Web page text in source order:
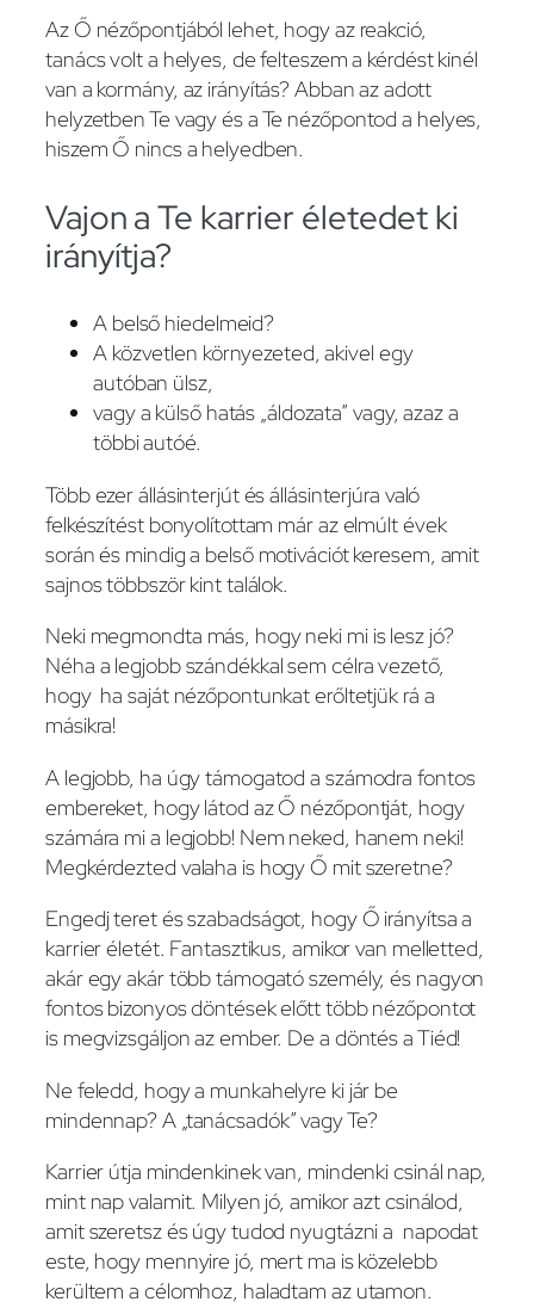
Az Ő nézőpontjából lehet, hogy az reakció,
tanács volt a helyes, de felteszem a kérdést kinél
van a kormány, az irányítás? Abban az adott
helyzetben Te vagy és a Te nézőpontod a helyes,
hiszem Ő nincs a helyedben.
Vajon a Te karrier életedet ki
irányítja?
A belső hiedelmeid?
A közvetlen környezeted, akivel egy
autóban ülsz,
vagy a külső hatás „áldozata” vagy, azaz a
többi autóé.
Több ezer állásinterjút és állásinterjúra való
felkészítést bonyolítottam már az elmúlt évek
során és mindig a belső motivációt keresem, amit
sajnos többször kint találok.
Neki megmondta más, hogy neki mi is lesz jó?
Néha a legjobb szándékkal sem célra vezető,
hogy ha saját nézőpontunkat erőltetjük rá a
másikra!
A legjobb, ha úgy támogatod a számodra fontos
embereket, hogy látod az Ő nézőpontját, hogy
számára mi a legjobb! Nem neked, hanem neki!
Megkérdezted valaha is hogy Ő mit szeretne?
Engedj teret és szabadságot, hogy Ő irányítsa a
karrier életét. Fantasztikus, amikor van melletted,
akár egy akár több támogató személy, és nagyon
fontos bizonyos döntések előtt több nézőpontot
is megvizsgáljon az ember. De a döntés a Tiéd!
Ne feledd, hogy a munkahelyre ki jár be
mindennap? A „tanácsadók” vagy Te?
Karrier útja mindenkinek van, mindenki csinál nap,
mint nap valamit. Milyen jó, amikor azt csinálod,
amit szeretsz és úgy tudod nyugtázni a napodat
este, hogy mennyire jó, mert ma is közelebb
kerültem a célomhoz, haladtam az utamon.